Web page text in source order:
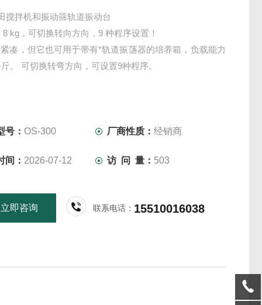
搅拌机和振动筛轨道振动台
kg，可切换转向方向，9 种程序设置！
凑，但它也可用于带有*轨道振荡器的培养箱，负载能力
。 可切换转弯方向，可设置9种程序。
号： OS-300 厂商性质：经销商
间： 2026-07-12 访 问 量： 503
立即咨询 联系电话： 15510016038